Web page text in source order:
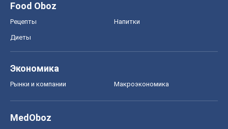
Food Oboz
Рецепты Напитки
Диеты
Экономика
Рынки и компании Mакроэкономика
MedOboz